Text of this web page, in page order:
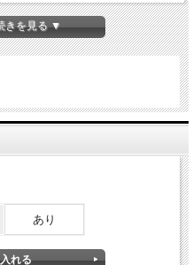
より音声も含めて格段にアップグレ
年ドイツ、ブレーメン公演、1997年
ジアムなども、全てマスターを再調整
大三坂のミレニアム・コンサートま
しているので、未見のファンはもちろ
にはオススメの限定コレクターズ・エ
5. THIS PLACE HOTEL 6. SHE'S
WITH YOU 9. LOVELY ONE 10.
BILLIE JEAN 13. SHAKE YOUR
LOVING YOU 16. BAD [BAD Tour in
HD (1920x1080) 16:9 / Dolby Digital
YOURSELF 2. JAM 3. WANNA BE
5. SMOOTH CRIMINAL 6. I JUST
MY LIFE 8. JACKSON 5 Medley 9.
Interlude 12. WORKIN' DAY AND
15. BLACK OR WHITE 16. HEAL
Tour in BREMEN 1992 : at
きを見る ▼
あり